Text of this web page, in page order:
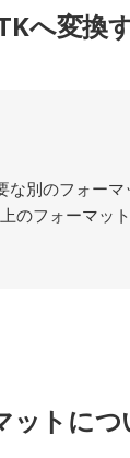
へ変換
な別のフォーマ
のフォーマッ
ットにつ